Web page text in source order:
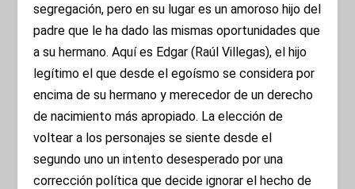
segregación, pero en su lugar es un amoroso hijo del
padre que le ha dado las mismas oportunidades que
a su hermano. Aquí es Edgar (Raúl Villegas), el hijo
legítimo el que desde el egoísmo se considera por
encima de su hermano y merecedor de un derecho
de nacimiento más apropiado. La elección de
voltear a los personajes se siente desde el
segundo uno un intento desesperado por una
corrección política que decide ignorar el hecho de